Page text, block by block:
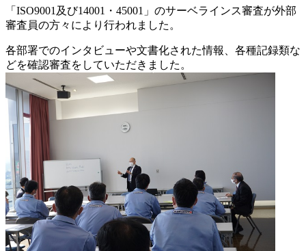
「 ISO9001 及び14001 ・ 45001 」のサーベラインス審査が外部
審査員の方々により行われました。
各部署でのインタビューや文書化された情報、各種記録類な
どを確認審査をしていただきました。